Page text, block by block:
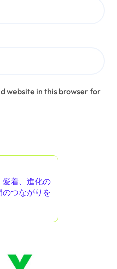
website in this browser for
愛着、進化の
のつながりを